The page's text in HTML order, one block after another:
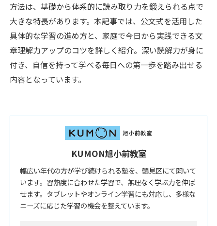
方法は、基礎から体系的に読み取り力を鍛えられる点で
大きな特長があります。本記事では、公文式を活用した
具体的な学習の進め方と、家庭で今日から実践できる文
章理解力アップのコツを詳しく紹介。深い読解力が身に
付き、自信を持って学べる毎日への第一歩を踏み出せる
内容となっています。
KUMON旭小前教室
幅広い年代の方が学び続けられる塾を、鶴見区にて開いて
います。習熟度に合わせた学習で、無理なく学ぶ力を伸ば
せます。タブレットやオンライン学習にも対応し、多様な
ニーズに応じた学習の機会を整えています。